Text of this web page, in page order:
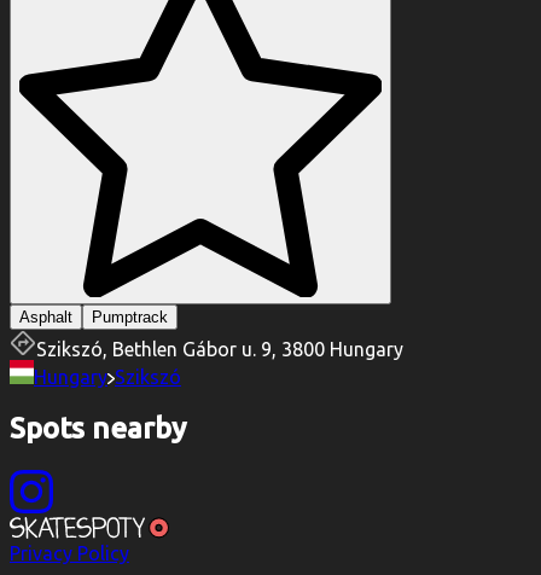
Asphalt Pumptrack
Szikszó, Bethlen Gábor u. 9, 3800 Hungary
Hungary Szikszó
Spots nearby
Privacy Policy